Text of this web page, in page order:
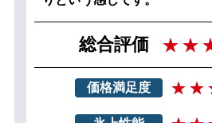
総合評価
価格満足度